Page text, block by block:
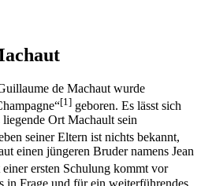
de Machaut wurde
[1] geboren. Es lässt sich
Ort Machault sein
seiner Eltern ist nichts bekannt,
einen jüngeren Bruder namens Jean
ersten Schulung kommt vor
in Frage und für ein weiterführendes